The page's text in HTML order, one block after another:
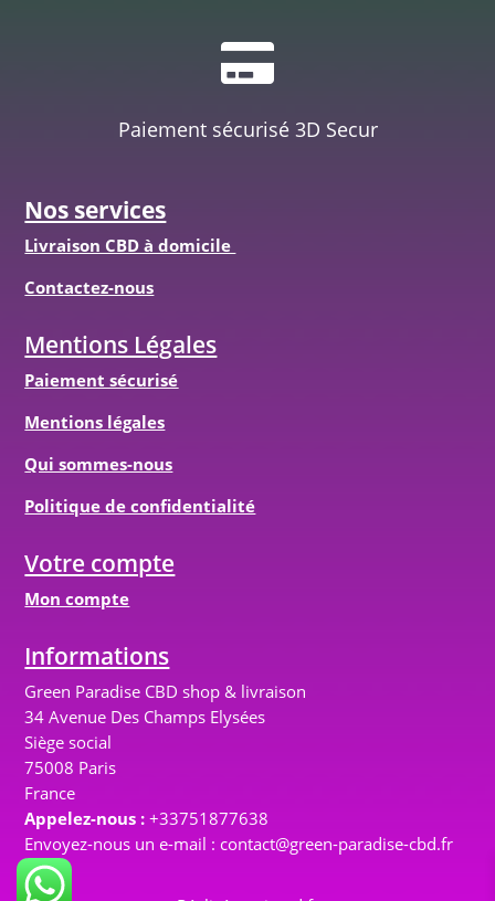

Paiement sécurisé 3D Secur
Nos services
Livraison CBD à domicile
Contactez-nous
Mentions Légales
Paiement sécurisé
Mentions légales
Qui sommes-nous
Politique de confidentialité
Votre compte
Mon compte
Informations
Green Paradise CBD shop & livraison
34 Avenue Des Champs Elysées
Siège social
75008 Paris
France
Appelez-nous :+33751877638
Envoyez-nous un e-mail : contact@green-paradise-cbd.fr